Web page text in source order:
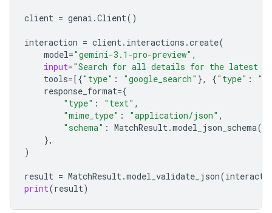
client = genai .Client()
interaction = client. interactions .create(
model="gemini-3.1-pro-preview" ,
input="Search for all details for the latest
tools=[{"type" : "google_search" }, {"type" :
response_format={
"type" : "text" ,
"mime_type" : "application/json" ,
"schema" : MatchResult.model_json_schema()
},
)
result = MatchResult.model_validate_json(
print(result)